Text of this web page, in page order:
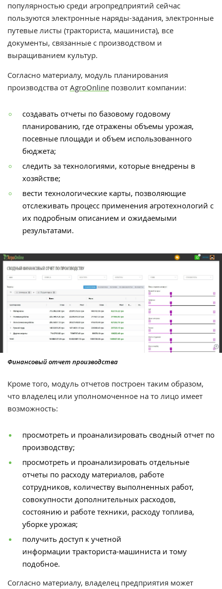
популярностью среди агропредприятий сейчас
пользуются электронные наряды-задания, электронные
путевые листы (тракториста, машиниста), все
документы, связанные с производством и
выращиванием культур.
Согласно материалу, модуль планирования
производства от AgroOnline позволит компании:
создавать отчеты по базовому годовому
планированию, где отражены объемы урожая,
посевные площади и объем использованного
бюджета;
следить за технологиями, которые внедрены в
хозяйстве;
вести технологические карты, позволяющие
отслеживать процесс применения агротехнологий с
их подробным описанием и ожидаемыми
результатами.
Финансовый отчет производства
Кроме того, модуль отчетов построен таким образом,
что владелец или уполномоченное на то лицо имеет
возможность:
просмотреть и проанализировать сводный отчет по
производству;
просмотреть и проанализировать отдельные
отчеты по расходу материалов, работе
сотрудников, количеству выполненных работ,
совокупности дополнительных расходов,
состоянию и работе техники, расходу топлива,
уборке урожая;
получить доступ к учетной
информации тракториста-машиниста и тому
подобное.
Согласно материалу, владелец предприятия может